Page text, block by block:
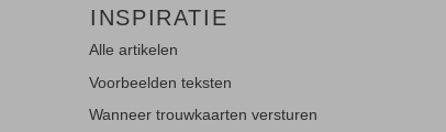
INSPIRATIE
Alle artikelen
Voorbeelden teksten
Wanneer trouwkaarten versturen